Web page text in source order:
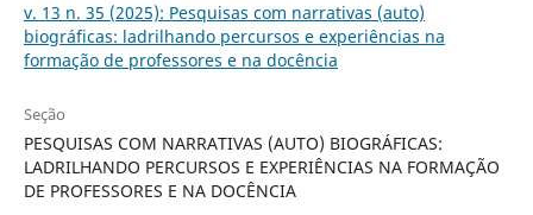
v. 13 n. 35 (2025): Pesquisas com narrativas (auto)
biográficas: ladrilhando percursos e experiências na
formação de professores e na docência
Seção
PESQUISAS COM NARRATIVAS (AUTO) BIOGRÁFICAS:
LADRILHANDO PERCURSOS E EXPERIÊNCIAS NA FORMAÇÃO
DE PROFESSORES E NA DOCÊNCIA